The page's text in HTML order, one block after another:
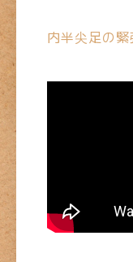
内半尖足の緊